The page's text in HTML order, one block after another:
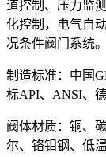
道控制、压力监
化控制，电气自
况条件阀门系统。
制造标准：中国
标API、ANSI、
阀体材质：铜、
尔、铬钼钢、低温